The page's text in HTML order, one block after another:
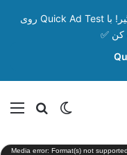
🎯 قبل از شروع کمپین، تصمیم درست بگیر! با Quick Ad Test روی
✅
تغییر پوسته
Media error: Format(s) not